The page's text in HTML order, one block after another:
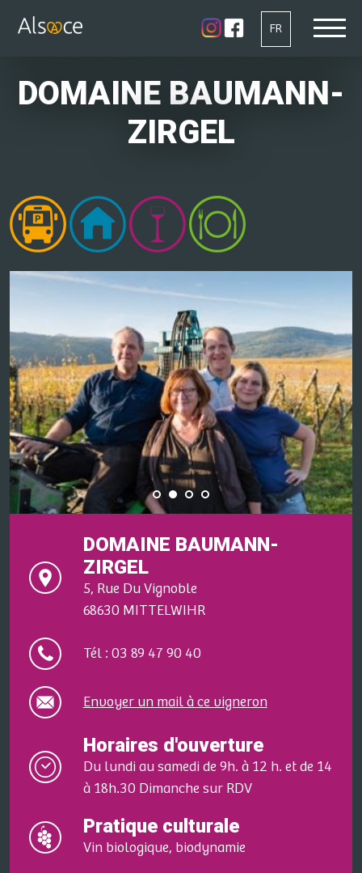
FR
DOMAINE BAUMANN-
ZIRGEL
DOMAINE BAUMANN-
ZIRGEL
5, Rue Du Vignoble
68630 MITTELWIHR
Tél : 03 89 47 90 40
Envoyer un mail à ce vigneron
Horaires d'ouverture
Du lundi au samedi de 9h. à 12 h. et de 14
à 18h.30 Dimanche sur RDV
Pratique culturale
Vin biologique, biodynamie